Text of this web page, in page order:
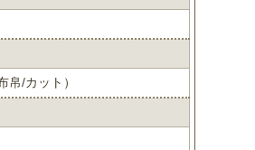
帛/カット）